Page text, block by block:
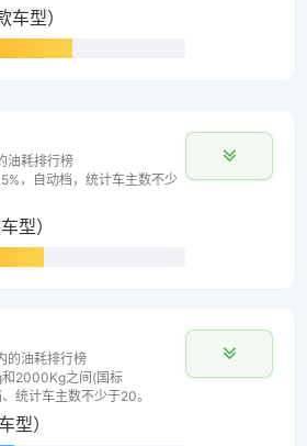
型）
油耗排行榜
，自动档，统计车主数不少
型）
的油耗排行榜
2000Kg之间(国标
统计车主数不少于20。
型）